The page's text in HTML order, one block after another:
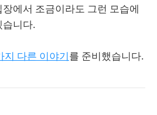
에서 조금이라도 그런 모습에
습니다.
지 다른 이야기를 준비했습니다.